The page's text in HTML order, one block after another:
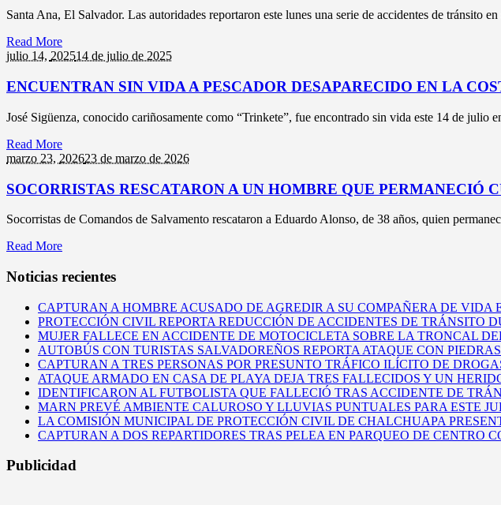
Santa Ana, El Salvador. Las autoridades reportaron este lunes una serie de accidentes de tránsito
Read More
julio 14, 202514 de julio de 2025
ENCUENTRAN SIN VIDA A PESCADOR DESAPARECIDO EN LA
José Sigüenza, conocido cariñosamente como “Trinkete”, fue encontrado sin vida este 14 de julio
Read More
marzo 23, 202623 de marzo de 2026
SOCORRISTAS RESCATARON A UN HOMBRE QUE PERMANECIÓ
Socorristas de Comandos de Salvamento rescataron a Eduardo Alonso, de 38 años, quien
Read More
Noticias recientes
CAPTURAN A HOMBRE ACUSADO DE AGREDIR A SU COMPAÑERA DE
PROTECCIÓN CIVIL REPORTA REDUCCIÓN DE ACCIDENTES DE TRÁNSITO
MUJER FALLECE EN ACCIDENTE DE MOTOCICLETA SOBRE LA TRONCAL
AUTOBÚS CON TURISTAS SALVADOREÑOS REPORTA ATAQUE CON
CAPTURAN A TRES PERSONAS POR PRESUNTO TRÁFICO ILÍCITO DE
ATAQUE ARMADO EN CASA DE PLAYA DEJA TRES FALLECIDOS Y UN
IDENTIFICARON AL FUTBOLISTA QUE FALLECIÓ TRAS ACCIDENTE DE
MARN PREVÉ AMBIENTE CALUROSO Y LLUVIAS PUNTUALES PARA ESTE
LA COMISIÓN MUNICIPAL DE PROTECCIÓN CIVIL DE CHALCHUAPA
CAPTURAN A DOS REPARTIDORES TRAS PELEA EN PARQUEO DE CENTRO
Publicidad